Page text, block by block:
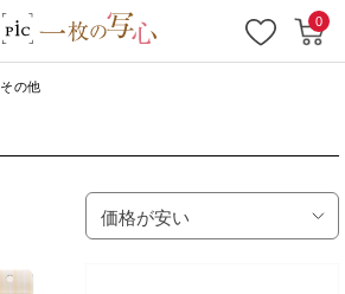
0
その他
価格が安い